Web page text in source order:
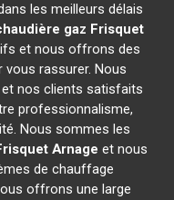
les meilleurs délais
gaz Frisquet
et nous offrons des
rassurer. Nous
nos clients satisfaits
professionnalisme,
Nous sommes les
Arnage et nous
de chauffage
offrons une large